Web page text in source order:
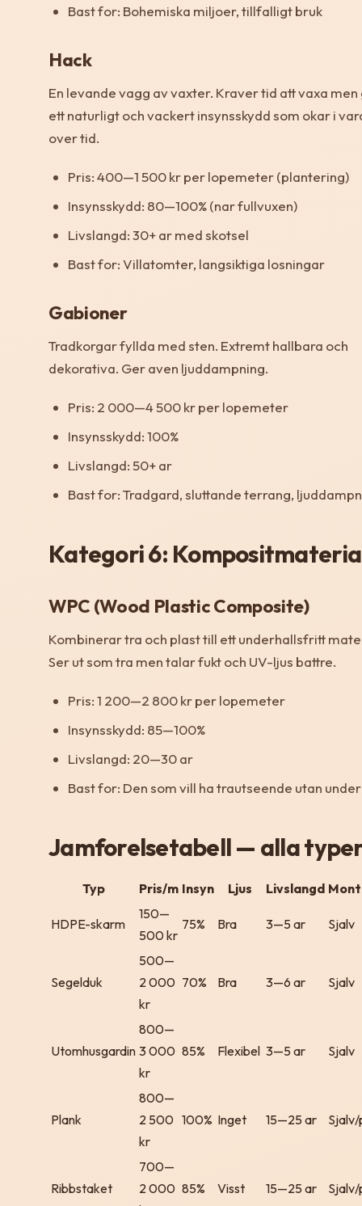
Bast for: Bohemiska miljoer, tillfalligt bruk
Hack
En levande vagg av vaxter. Kraver tid att vaxa men
ett naturligt och vackert insynsskydd som okar i
over tid.
Pris: 400—1 500 kr per lopemeter (plantering)
Insynsskydd: 80—100% (nar fullvuxen)
Livslangd: 30+ ar med skotsel
Bast for: Villatomter, langsiktiga losningar
Gabioner
Tradkorgar fyllda med sten. Extremt hallbara och
dekorativa. Ger aven ljuddampning.
Pris: 2 000—4 500 kr per lopemeter
Insynsskydd: 100%
Livslangd: 50+ ar
Bast for: Tradgard, sluttande terrang,
Kategori 6:
WPC (Wood Plastic Composite)
Kombinerar tra och plast till ett underhallsfritt
Ser ut som tra men talar fukt och UV-ljus battre.
Pris: 1 200—2 800 kr per lopemeter
Insynsskydd: 85—100%
Livslangd: 20—30 ar
Bast for: Den som vill ha trautseende utan
Jamforelsetabell — alla
Typ Pris/m Insyn Ljus Livslangd
HDPE-skarm
150—
500 kr
75% Bra 3—5 ar Sjalv
Segelduk
500—
2 000
kr
70% Bra 3—6 ar Sjalv
Utomhusgardin
800—
3 000
kr
85% Flexibel 3—5 ar Sjalv
Plank
800—
2 500
kr
100% Inget 15—25 ar
Ribbstaket
700—
2 000 85% Visst 15—25 ar